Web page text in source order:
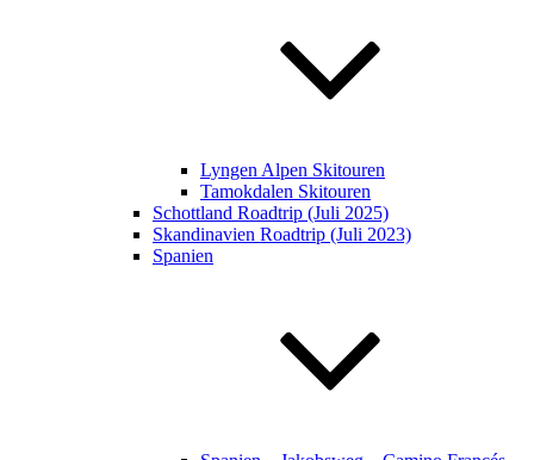
Lyngen Alpen Skitouren
Tamokdalen Skitouren
Schottland Roadtrip (Juli 2025)
Skandinavien Roadtrip (Juli 2023)
Spanien